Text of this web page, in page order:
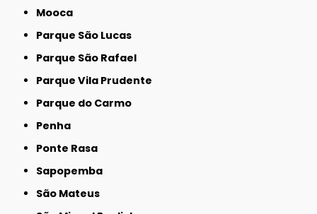
Mooca
Parque São Lucas
Parque São Rafael
Parque Vila Prudente
Parque do Carmo
Penha
Ponte Rasa
Sapopemba
São Mateus